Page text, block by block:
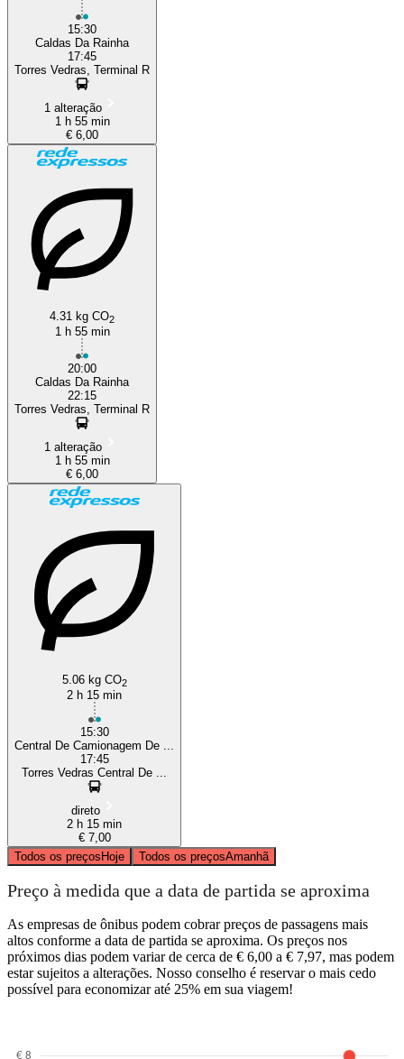
15:30
Caldas Da Rainha
17:45
Torres Vedras, Terminal R
1 alteração
1 h 55 min
€ 6,00
4.31 kg CO2
1 h 55 min
20:00
Caldas Da Rainha
22:15
Torres Vedras, Terminal R
1 alteração
1 h 55 min
€ 6,00
5.06 kg CO2
2 h 15 min
15:30
Central De Camionagem De ...
17:45
Torres Vedras Central De ...
direto
2 h 15 min
€ 7,00
Todos os preçosHoje Todos os preçosAmanhã
Preço à medida que a data de partida se aproxima
As empresas de ônibus podem cobrar preços de passagens mais
altos conforme a data de partida se aproxima. Os preços nos
próximos dias podem variar de cerca de € 6,00 a € 7,97, mas podem
estar sujeitos a alterações. Nosso conselho é reservar o mais cedo
possível para economizar até 25% em sua viagem!